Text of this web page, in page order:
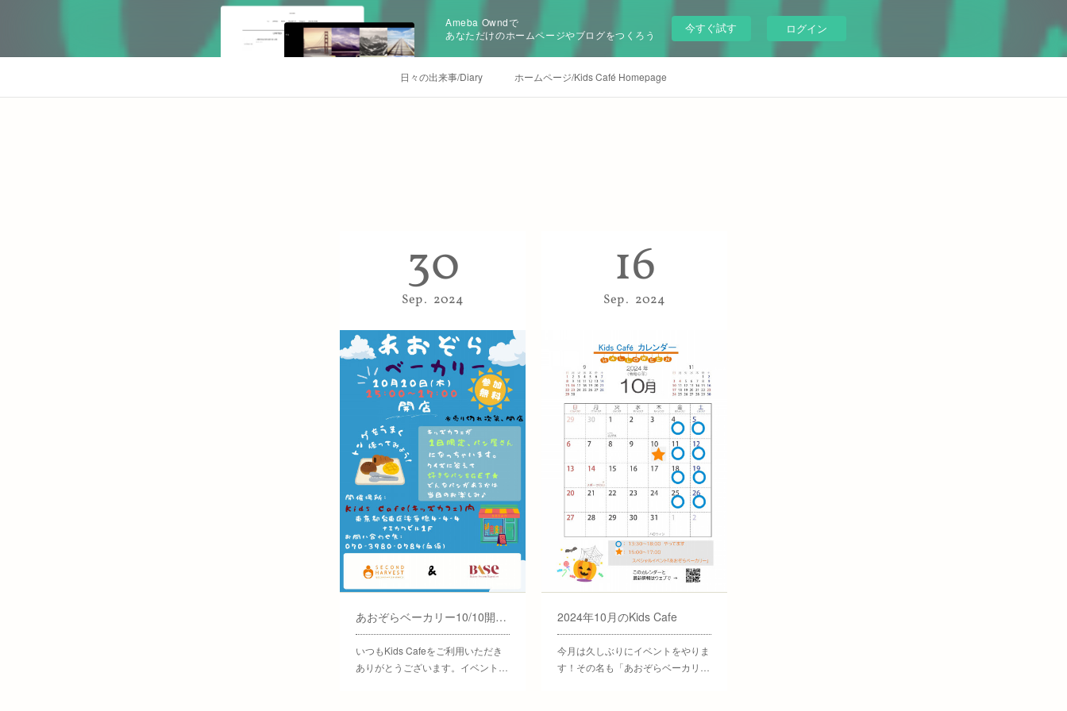
Ameba Owndで
あなただけのホームページやブログをつくろう
今すぐ試す ログイン
日々の出来事/Diary ホームページ/Kids Café Homepage
30
Sep 2024
あおぞらベーカリー10/10開店！
いつもKids Cafeをご利用いただき
ありがとうございます。イベント…
16
Sep 2024
2024年10月のKids Cafe
今月は久しぶりにイベントをやりま
す！その名も「あおぞらベーカリ…